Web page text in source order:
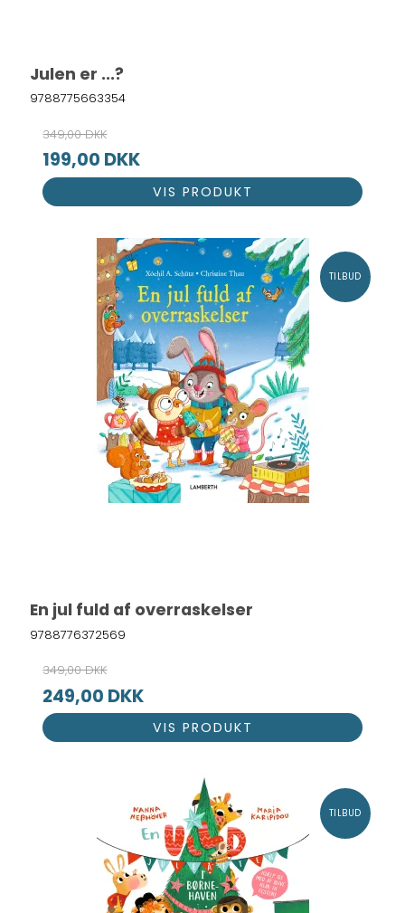
Julen er ...?
9788775663354
349,00 DKK
199,00 DKK
VIS PRODUKT
TILBUD
En jul fuld af overraskelser
9788776372569
349,00 DKK
249,00 DKK
VIS PRODUKT
TILBUD